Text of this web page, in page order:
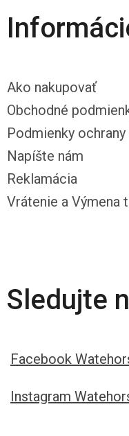
Ako nakupovať
Obchodné
Podmienky
Napíšte nám
Reklamácia
Vrátenie a Výmena
Sledujte
Facebook
Instagram